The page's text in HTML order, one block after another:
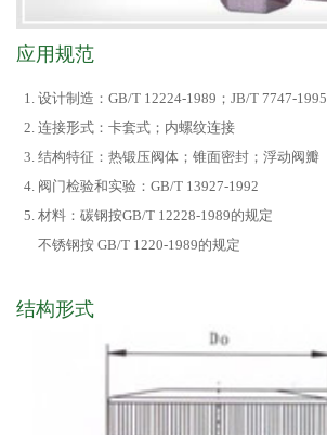
应用规范
设计制造：GB/T 12224-1989；JB/T 7747-1995
连接形式：卡套式；内螺纹连接
结构特征：热锻压阀体；锥面密封；浮动阀瓣
阀门检验和实验：GB/T 13927-1992
材料：碳钢按GB/T 12228-1989的规定
不锈钢按 GB/T 1220-1989的规定
结构形式